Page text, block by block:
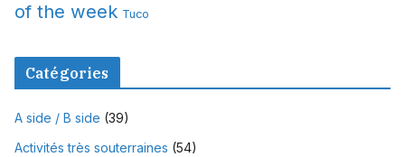
of the week Tuco
Catégories
A side / B side (39)
Activités très souterraines (54)